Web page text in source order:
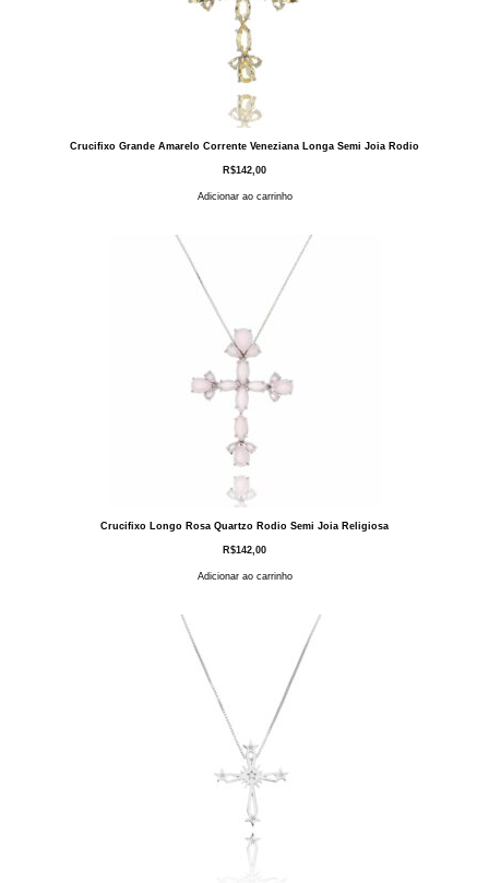
Crucifixo Grande Amarelo Corrente Veneziana Longa Semi Joia Rodio
R$142,00
Adicionar ao carrinho
Crucifixo Longo Rosa Quartzo Rodio Semi Joia Religiosa
R$142,00
Adicionar ao carrinho